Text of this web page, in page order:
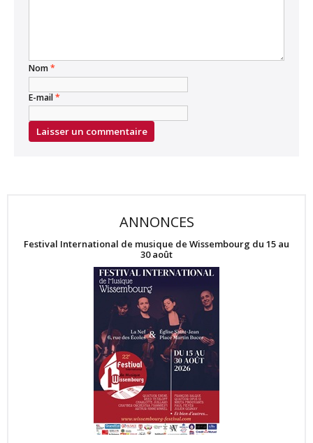
Nom*
E-mail*
ANNONCES
Festival International de musique de Wissembourg du 15 au
30 août